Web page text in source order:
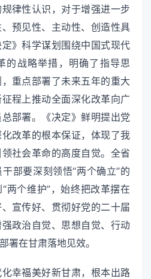
律性认识，对于增强进一步
预见性、主动性、创造性具
》科学谋划围绕中国式现代
的战略举措，明确了指导思
重点部署了未来五年的重大
程上推动全面深化改革向广
部署。《决定》鲜明提出党
改革的根本保证，体现了我
社会革命的高度自觉。全省
部要深刻领悟“两个确立”的
两个维护”，始终把改革摆在
宣传好、贯彻好党的二十届
政治自觉、思想自觉、行动
署在甘肃落地见效。
幸福美好新甘肃，根本出路